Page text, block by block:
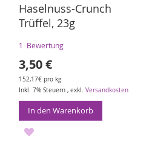
Haselnuss-Crunch
Trüffel, 23g
1 Bewertung
3,50 €
152,17€ pro kg
Inkl. 7% Steuern,exkl.Versandkosten
In den Warenkorb